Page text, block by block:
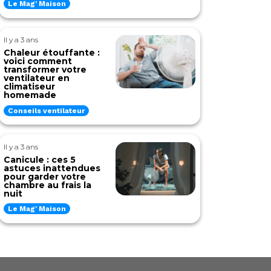
Le Mag' Maison
Il y a 3 ans
Chaleur étouffante :
voici comment
transformer votre
ventilateur en
climatiseur
homemade
Conseils ventilateur
Il y a 3 ans
Canicule : ces 5
astuces inattendues
pour garder votre
chambre au frais la
nuit
Le Mag' Maison